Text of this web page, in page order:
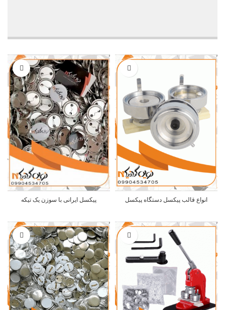
انواع قالب پیکسل دستگاه پیکسل پیکسل ایرانی با سوزن یک تیکه